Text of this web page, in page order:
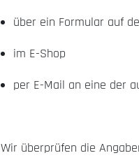
über ein Formular auf
im E-Shop
per E-Mail an eine der
Wir überprüfen die